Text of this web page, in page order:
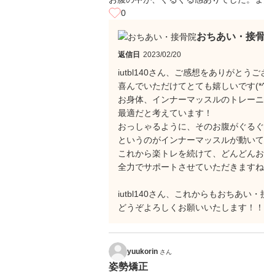
0
おちあい・接
返信日 2023/02/20
iutbl140さん、ご感想をありがとうご
喜んでいただけてとても嬉しいです
お身体、インナーマッスルのトレー
最適だと考えています！
おっしゃるように、そのお腹がぐる
というのがインナーマッスルが動い
これから楽トレを続けて、どんどん
全力でサポートさせていただきますね
iutbl140さん、これからもおちあい・
どうぞよろしくお願いいたします！！
yuukorin さん
姿勢矯正